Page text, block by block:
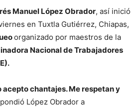
Manuel López Obrador, así inició
en Tuxtla Gutiérrez, Chiapas,
organizado por maestros de la
Nacional de Trabajadores
acepto chantajes. Me respetan y
López Obrador a